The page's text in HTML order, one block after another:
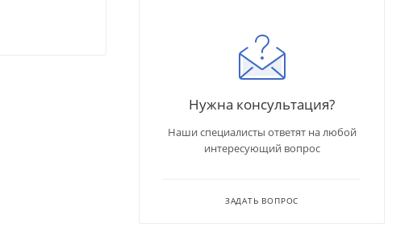
Нужна консультация?
Наши специалисты ответят на любой
интересующий вопрос
ЗАДАТЬ ВОПРОС